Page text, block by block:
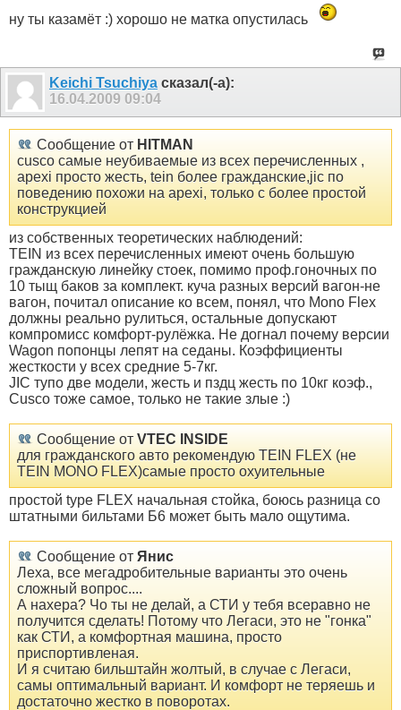
ну ты казамёт :) хорошо не матка опустилась
Keichi Tsuchiya сказал(-а):
16.04.2009 09:04
Сообщение от HITMAN
cusco самые неубиваемые из всех перечисленных ,
apexi просто жесть, tein более гражданские,jic по
поведению похожи на apexi, только с более простой
конструкцией
из собственных теоретических наблюдений:
TEIN из всех перечисленных имеют очень большую
гражданскую линейку стоек, помимо проф.гоночных по
10 тыщ баков за комплект. куча разных версий вагон-не
вагон, почитал описание ко всем, понял, что Mono Flex
должны реально рулиться, остальные допускают
компромисс комфорт-рулёжка. Не догнал почему версии
Wagon попонцы лепят на седаны. Коэффициенты
жесткости у всех средние 5-7кг.
JIC тупо две модели, жесть и пздц жесть по 10кг коэф.,
Cusco тоже самое, только не такие злые :)
Сообщение от VTEC INSIDE
для гражданского авто рекомендую TEIN FLEX (не
TEIN MONO FLEX)самые просто охуительные
простой type FLEX начальная стойка, боюсь разница со
штатными бильтами Б6 может быть мало ощутима.
Сообщение от Янис
Леха, все мегадробительные варианты это очень
сложный вопрос....
А нахера? Чо ты не делай, а СТИ у тебя всеравно не
получится сделать! Потому что Легаси, это не "гонка"
как СТИ, а комфортная машина, просто
приспортивленая.
И я считаю бильштайн жолтый, в случае с Легаси,
самы оптимальный вариант. И комфорт не теряешь и
достаточно жестко в поворотах.